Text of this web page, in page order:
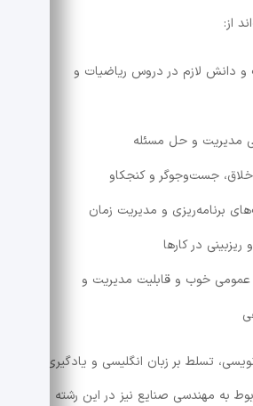
از:
و دانش لازم در دروس ریاضیات و
مدیریت و حل مسئله
جست‌وجوگر و کنجکاو
برنامه‌ریزی و مدیریت زمان
در کارها
عمومی خوب و قابلیت مدیریت و
تسلط بر زبان انگلیسی و یادگیری
به مهندسی صنایع نیز در این رشته به